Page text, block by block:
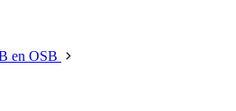
en OSB